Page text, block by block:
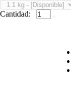
Cantidad: